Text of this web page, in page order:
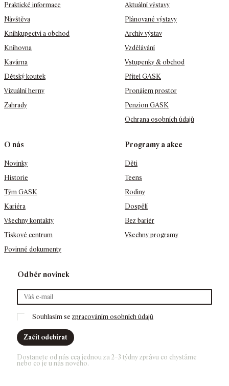
Praktické informace
Návštěva
Knihkupectví a obchod
Knihovna
Kavárna
Dětský koutek
Vizuální herny
Zahrady
Aktuální výstavy
Plánované výstavy
Archiv výstav
Vzdělávání
Vstupenky & obchod
Přítel GASK
Pronájem prostor
Penzion GASK
Ochrana osobních údajů
O nás
Novinky
Historie
Tým GASK
Kariéra
Všechny kontakty
Tiskové centrum
Povinné dokumenty
Programy a akce
Děti
Teens
Rodiny
Dospělí
Bez bariér
Všechny programy
Odběr novinek
Souhlasím se zpracováním osobních údajů
Začít odebírat
Dostanete od nás cca jednou za 2–3 týdny zprávu co chystáme
nebo co je u nás nového.